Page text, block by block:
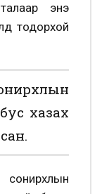
энэ
тодорхой
хазах